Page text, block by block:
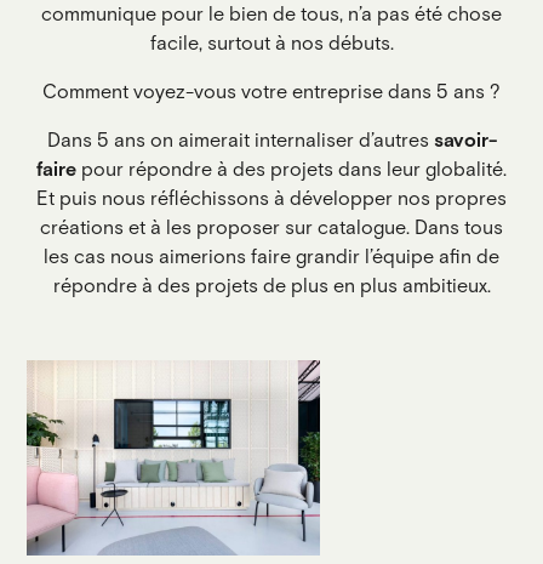
communique pour le bien de tous, n’a pas été chose
facile, surtout à nos débuts.
Comment voyez-vous votre entreprise dans 5 ans ?
Dans 5 ans on aimerait internaliser d’autres savoir-
faire pour répondre à des projets dans leur globalité.
Et puis nous réfléchissons à développer nos propres
créations et à les proposer sur catalogue. Dans tous
les cas nous aimerions faire grandir l’équipe afin de
répondre à des projets de plus en plus ambitieux.